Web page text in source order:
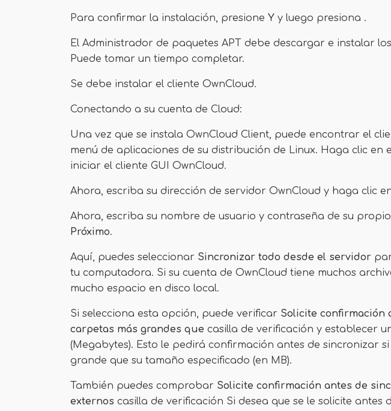
Para confirmar la instalación, presione Y y luego presiona .
El Administrador de paquetes APT debe descargar e instalar
Puede tomar un tiempo completar.
Se debe instalar el cliente OwnCloud.
Conectando a su cuenta de Cloud:
Una vez que se instala OwnCloud Client, puede encontrar el
menú de aplicaciones de su distribución de Linux. Haga clic en
iniciar el cliente GUI OwnCloud.
Ahora, escriba su dirección de servidor OwnCloud y haga clic
Ahora, escriba su nombre de usuario y contraseña de su
Próximo.
Aquí, puedes seleccionar Sincronizar todo desde el servidor
tu computadora. Si su cuenta de OwnCloud tiene muchos
mucho espacio en disco local.
Si selecciona esta opción, puede verificar Solicite confirmación
carpetas más grandes que casilla de verificación y establecer
(Megabytes). Esto le pedirá confirmación antes de sincronizar
grande que su tamaño especificado (en MB).
También puedes comprobar Solicite confirmación antes de
externos casilla de verificación Si desea que se le solicite antes